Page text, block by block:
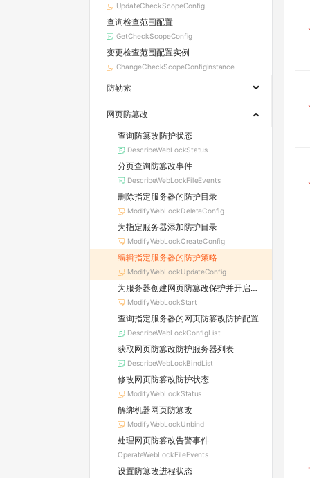
UpdateCheckScopeConfig
查询检查范围配置
GetCheckScopeConfig
变更检查范围配置实例
ChangeCheckScopeConfigInstance
防勒索
网页防篡改
查询防篡改防护状态
DescribeWebLockStatus
分页查询防篡改事件
DescribeWebLockFileEvents
删除指定服务器的防护目录
ModifyWebLockDeleteConfig
为指定服务器添加防护目录
ModifyWebLockCreateConfig
编辑指定服务器的防护策略
ModifyWebLockUpdateConfig
为服务器创建网页防篡改保护并开启防护
ModifyWebLockStart
查询指定服务器的网页防篡改防护配置
DescribeWebLockConfigList
获取网页防篡改防护服务器列表
DescribeWebLockBindList
修改网页防篡改防护状态
ModifyWebLockStatus
解绑机器网页防篡改
ModifyWebLockUnbind
处理网页防篡改告警事件
OperateWebLockFileEvents
设置防篡改进程状态